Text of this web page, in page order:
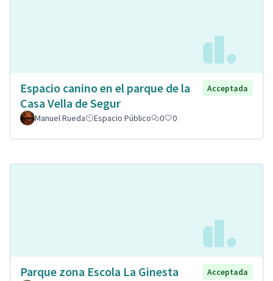
Espacio canino en el parque de la
Casa Vella de Segur
Acceptada
Manuel Rueda Espacio Público 0 0
Parque zona Escola La Ginesta
Acceptada